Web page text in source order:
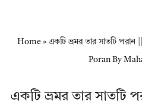
Home» একটি ভ্রমর তার সাতটি
Poran By
একটি ভ্রমর তার সাতটি